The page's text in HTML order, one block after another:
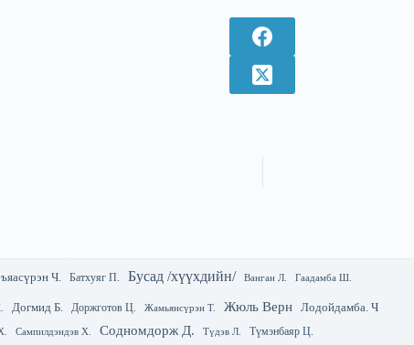
Ч. Батхуяг П. Бусад /хүүхдийн/ Ванган Л. Гаадамба Ш.
Догмид Б. Доржготов Ц. Жамьянсүрэн Т. Жюль Верн Лодойдамба. Ч
Сампилдэндэв Х. Содномдорж Д. Түдэв Л. Түмэнбаяр Ц.